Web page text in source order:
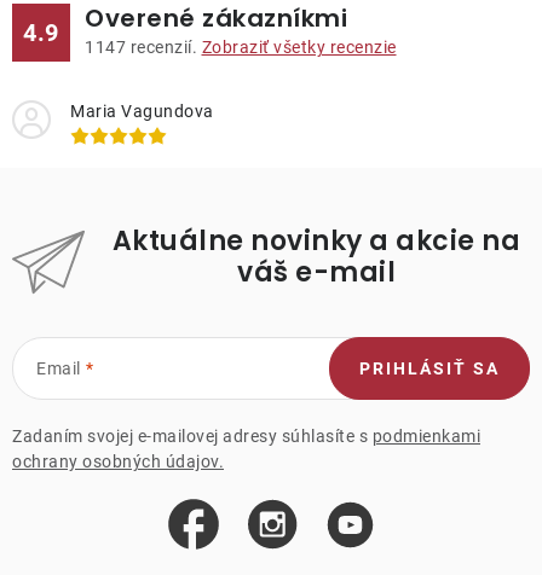
4.9 Overené zákazníkmi
1147 recenzií. Zobraziť všetky recenzie
Maria Vagundova
Aktuálne novinky a akcie na
váš e-mail
Email
Zadaním svojej e-mailovej adresy súhlasíte s podmienkami
ochrany osobných údajov.
PRIHLÁSIŤ SA